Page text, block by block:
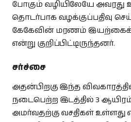
போகும் வழியிலேயே அவரது
தொடர்பாக வழக்குப்பதிவு
கேகேவின் மரணம்
என்று குறிப்பிட்டிருந்தனர்.
சர்ச்சை
அதன்பிறகு இந்த
நடைபெற்ற இடத்தில் 3 ஆயிரம்
அமர்வதற்கு வசதிகள்